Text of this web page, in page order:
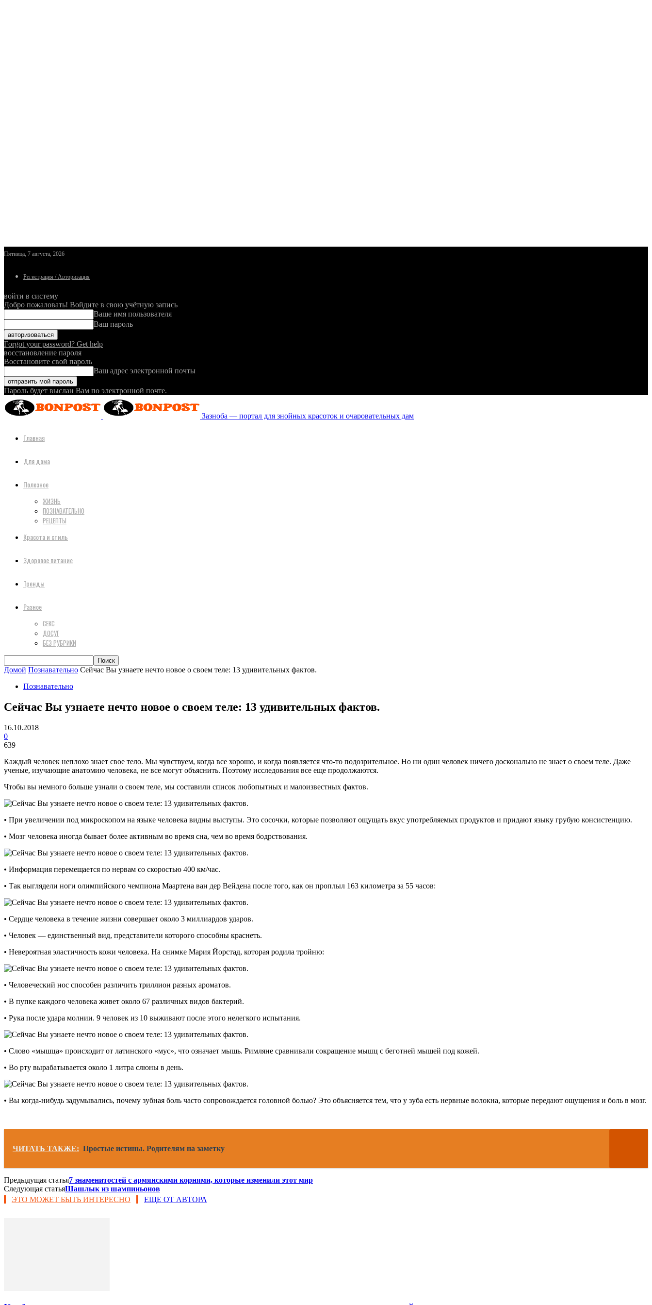
Пятница, 7 августа, 2026
Регистрация / Авторизация
войти в систему
Добро пожаловать! Войдите в свою учётную запись
Ваше имя пользователя
Ваш пароль
Forgot your password? Get help
восстановление пароля
Восстановите свой пароль
Ваш адрес электронной почты
Пароль будет выслан Вам по электронной почте.
Зазноба — портал для знойных красоток и очаровательных дам
Главная
Для дома
Полезное
ЖИЗНЬ
ПОЗНАВАТЕЛЬНО
РЕЦЕПТЫ
Красота и стиль
Здоровое питание
Тренды
Разное
СЕКС
ДОСУГ
БЕЗ РУБРИКИ
Домой Познавательно Сейчас Вы узнаете нечто новое о своем теле: 13 удивительных фактов.
Познавательно
Сейчас Вы узнаете нечто новое о своем теле: 13 удивительных фактов.
16.10.2018
0
639
Каждый человек неплохо знает свое тело. Мы чувствуем, когда все хорошо, и когда появляется что-то подозрительное. Но ни один человек ничего досконально не знает о своем теле. Даже
ученые, изучающие анатомию человека, не все могут объяснить. Поэтому исследования все еще продолжаются.
Чтобы вы немного больше узнали о своем теле, мы составили список любопытных и малоизвестных фактов.
• При увеличении под микроскопом на языке человека видны выступы. Это сосочки, которые позволяют ощущать вкус употребляемых продуктов и придают языку грубую консистенцию.
• Мозг человека иногда бывает более активным во время сна, чем во время бодрствования.
• Информация перемещается по нервам со скоростью 400 км/час.
• Так выглядели ноги олимпийского чемпиона Маартена ван дер Вейдена после того, как он проплыл 163 километра за 55 часов:
• Сердце человека в течение жизни совершает около 3 миллиардов ударов.
• Человек — единственный вид, представители которого способны краснеть.
• Невероятная эластичность кожи человека. На снимке Мария Йорстад, которая родила тройню:
• Человеческий нос способен различить триллион разных ароматов.
• В пупке каждого человека живет около 67 различных видов бактерий.
• Рука после удара молнии. 9 человек из 10 выживают после этого нелегкого испытания.
• Слово «мышца» происходит от латинского «мус», что означает мышь. Римляне сравнивали сокращение мышц с беготней мышей под кожей.
• Во рту вырабатывается около 1 литра слюны в день.
• Вы когда-нибудь задумывались, почему зубная боль часто сопровождается головной болью? Это объясняется тем, что у зуба есть нервные волокна, которые передают ощущения и боль в мозг.
ЧИТАТЬ ТАКЖЕ: Простые истины. Родителям на заметку
Предыдущая статья7 знаменитостей с армянскими корнями, которые изменили этот мир
Следующая статьяШашлык из шампиньонов
ЭТО МОЖЕТ БЫТЬ ИНТЕРЕСНО
ЕЩЕ ОТ АВТОРА